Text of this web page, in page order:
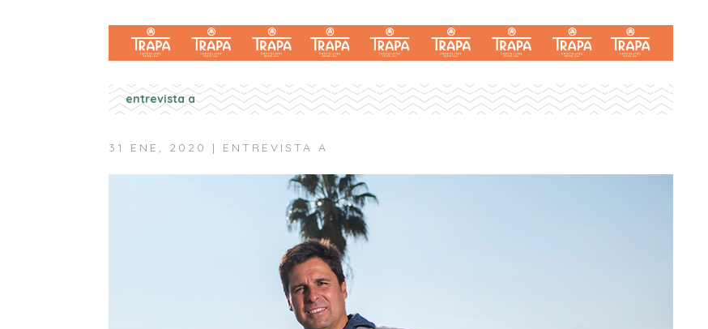
entrevista a
31 ENE, 2020 | ENTREVISTA A